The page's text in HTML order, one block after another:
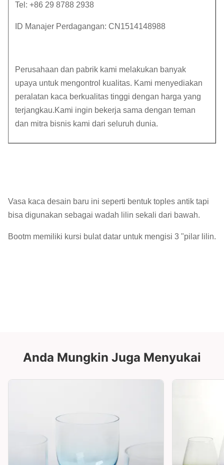
Tel: +86 29 8788 2938
ID Manajer Perdagangan: CN1514148988
Perusahaan dan pabrik kami melakukan banyak
upaya untuk mengontrol kualitas. Kami menyediakan
peralatan kaca berkualitas tinggi dengan harga yang
terjangkau.Kami ingin bekerja sama dengan teman
dan mitra bisnis kami dari seluruh dunia.
Vasa kaca desain baru ini seperti bentuk toples antik tapi
bisa digunakan sebagai wadah lilin sekali dari bawah.
Bootm memiliki kursi bulat datar untuk mengisi 3 "pilar lilin.
Anda Mungkin Juga Menyukai